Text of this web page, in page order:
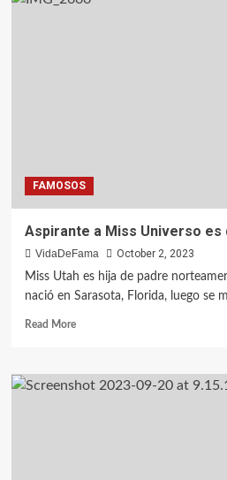
FAMOSOS
Aspirante a Miss Universo es
VidaDeFama
October 2, 2023
Miss Utah es hija de padre
nació en Sarasota, Florida, luego se
Read More